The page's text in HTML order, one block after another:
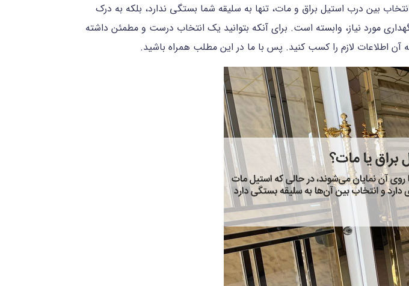
بین درب استیل براق و مات، تنها به سلیقه شما بستگی ندارد، بلکه به درک
مورد نیاز، وابسته است. برای آنکه بتوانید یک انتخاب درست و مطمئن داشته
آن اطلاعات لازم را کسب کنید. پس با ما در این مطلب همراه باشید.